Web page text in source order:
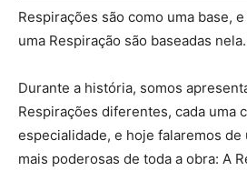
Respirações são como uma base,
uma Respiração são baseadas nela.
Durante a história, somos
Respirações diferentes, cada uma
especialidade, e hoje falaremos de
mais poderosas de toda a obra: A